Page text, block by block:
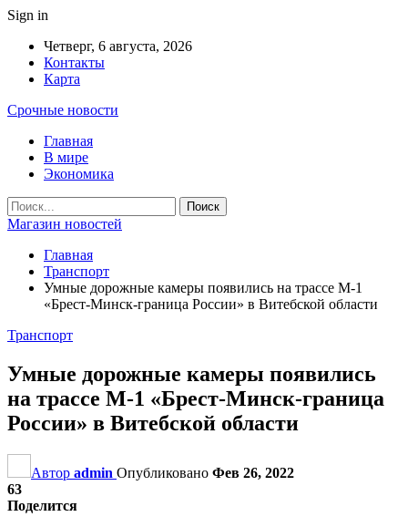
Sign in
Четверг, 6 августа, 2026
Контакты
Карта
Срочные новости
Главная
В мире
Экономика
Магазин новостей
Главная
Транспорт
Умные дорожные камеры появились на трассе М-1
«Брест-Минск-граница России» в Витебской области
Транспорт
Умные дорожные камеры появились
на трассе М-1 «Брест-Минск-граница
России» в Витебской области
Автор admin Опубликовано Фев 26, 2022
63
Поделится